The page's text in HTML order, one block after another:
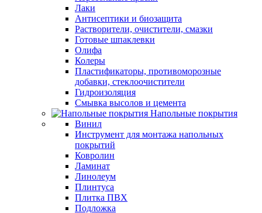
Лаки
Антисептики и биозащита
Растворители, очистители, смазки
Готовые шпаклевки
Олифа
Колеры
Пластификаторы, противоморозные
добавки, стеклоочистители
Гидроизоляция
Смывка высолов и цемента
Напольные покрытия
Винил
Инструмент для монтажа напольных
покрытий
Ковролин
Ламинат
Линолеум
Плинтуса
Плитка ПВХ
Подложка